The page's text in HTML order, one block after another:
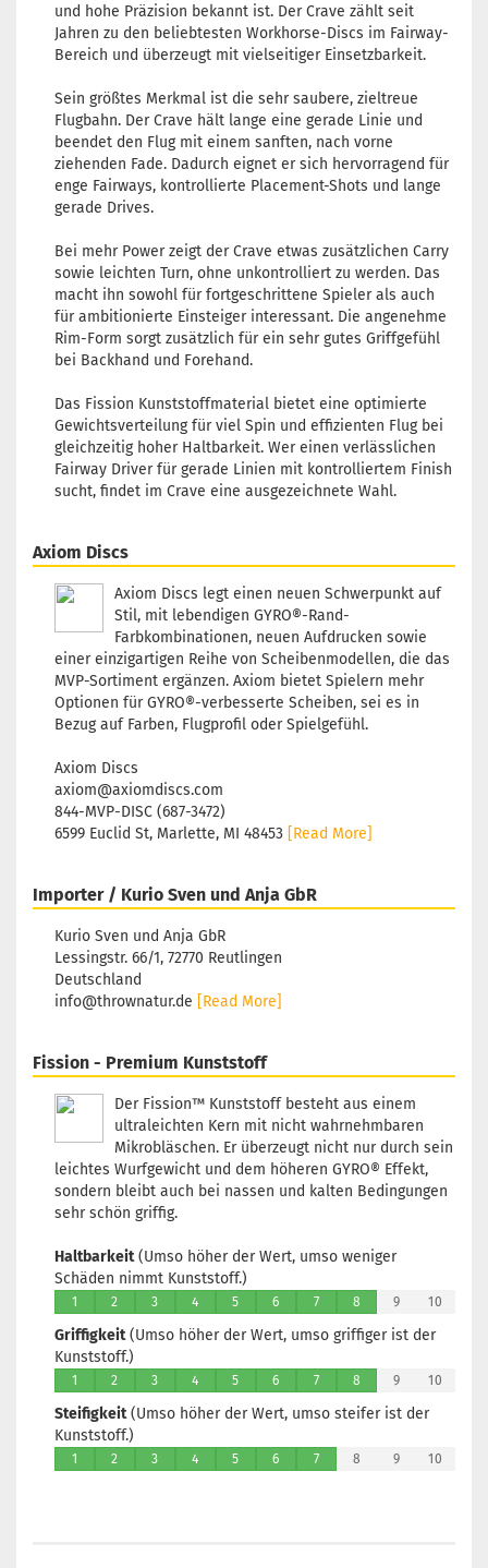
Gewicht:
Farbton:
Gelblich
Lagerbestand:
Lieferzeit:
Gewicht:148g
Farbton:
Lagerbestand:
1
Lieferzeit:
3 Arbeitstage
Gewicht:148g
Farbton:
Türkis
Lagerbestand:
Lieferzeit:
3 Arbeitstage
Lieferzeit:2 -
Gelblich
Lagerbestand:
1
Lieferzeit:
3 Arbeitstage
Farbton:
Gelblich
Lagerbestand:
Lieferzeit:
3 Arbeitstage
und hohe Präzision bekannt ist. Der Crave zählt seit
Jahren zu den beliebtesten Workhorse-Discs im Fairway-
Bereich und überzeugt mit vielseitiger Einsetzbarkeit.
Sein größtes Merkmal ist die sehr saubere, zieltreue
Flugbahn. Der Crave hält lange eine gerade Linie und
beendet den Flug mit einem sanften, nach vorne
ziehenden Fade. Dadurch eignet er sich hervorragend für
enge Fairways, kontrollierte Placement-Shots und lange
gerade Drives.
Bei mehr Power zeigt der Crave etwas zusätzlichen Carry
sowie leichten Turn, ohne unkontrolliert zu werden. Das
macht ihn sowohl für fortgeschrittene Spieler als auch
für ambitionierte Einsteiger interessant. Die angenehme
Rim-Form sorgt zusätzlich für ein sehr gutes Griffgefühl
bei Backhand und Forehand.
Das Fission Kunststoffmaterial bietet eine optimierte
Gewichtsverteilung für viel Spin und effizienten Flug bei
gleichzeitig hoher Haltbarkeit. Wer einen verlässlichen
Fairway Driver für gerade Linien mit kontrolliertem Finish
sucht, findet im Crave eine ausgezeichnete Wahl.
Axiom Discs
Axiom Discs legt einen neuen Schwerpunkt auf
Stil, mit lebendigen GYRO®-Rand-
Farbkombinationen, neuen Aufdrucken sowie
einer einzigartigen Reihe von Scheibenmodellen, die das
MVP-Sortiment ergänzen. Axiom bietet Spielern mehr
Optionen für GYRO®-verbesserte Scheiben, sei es in
Bezug auf Farben, Flugprofil oder Spielgefühl.
Axiom Discs
axiom@axiomdiscs.com
844-MVP-DISC (687-3472)
6599 Euclid St, Marlette, MI 48453 [Read More]
Importer / Kurio Sven und Anja GbR
Kurio Sven und Anja GbR
Lessingstr. 66/1, 72770 Reutlingen
Deutschland
info@thrownatur.de [Read More]
Fission - Premium Kunststoff
Der Fission™ Kunststoff besteht aus einem
ultraleichten Kern mit nicht wahrnehmbaren
Mikrobläschen. Er überzeugt nicht nur durch sein
leichtes Wurfgewicht und dem höheren GYRO® Effekt,
sondern bleibt auch bei nassen und kalten Bedingungen
sehr schön griffig.
Haltbarkeit(Umso höher der Wert, umso weniger
Schäden nimmt Kunststoff.)
1 2 3 4 5 6 7 8 9 10
Griffigkeit(Umso höher der Wert, umso griffiger ist der
Kunststoff.)
1 2 3 4 5 6 7 8 9 10
Steifigkeit(Umso höher der Wert, umso steifer ist der
Kunststoff.)
1 2 3 4 5 6 7 8 9 10